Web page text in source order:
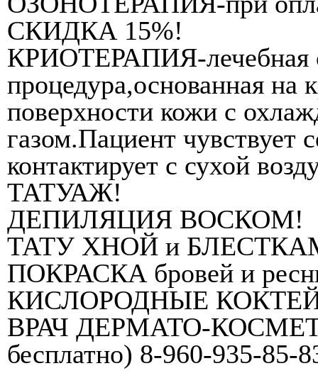
СКИДКА 15%!
КРИОТЕРАПИЯ-лечебная
процедура,основанная на
поверхности кожи с
газом.Пациент чувствует
контактирует с сухой
ТАТУАЖ!
ДЕПИЛЯЦИЯ ВОСКОМ!
ТАТУ ХНОЙ и
ПОКРАСКА бровей и
КИСЛОРОДНЫЕ
ВРАЧ ДЕРМАТО-
бесплатно) 8-960-935-85-